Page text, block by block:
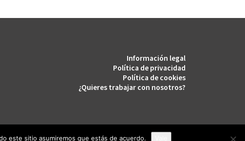
Información legal
Política de privacidad
Política de cookies
¿Quieres trabajar con nosotros?
este sitio asumiremos que estás de acuerdo.